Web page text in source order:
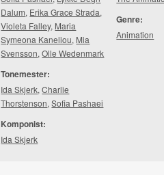
Dalum, Erika Grace Strada,
Violeta Falley, Maria
Symeona Kaneliou, Mia
Svensson,Olle Wedenmark
Tonemester:
Ida Skjerk,Charlie
Thorstenson,Sofia Pashaei
Komponist:
Ida Skjerk
Genre:
Animation